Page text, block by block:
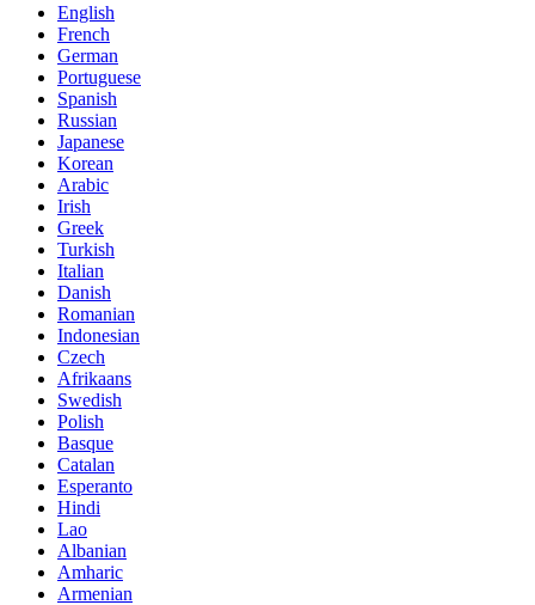
English
French
German
Portuguese
Spanish
Russian
Japanese
Korean
Arabic
Irish
Greek
Turkish
Italian
Danish
Romanian
Indonesian
Czech
Afrikaans
Swedish
Polish
Basque
Catalan
Esperanto
Hindi
Lao
Albanian
Amharic
Armenian